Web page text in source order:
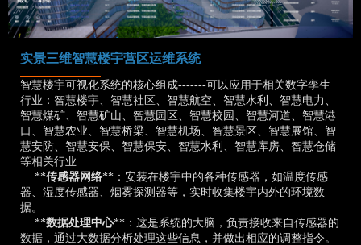
实景三维智慧楼宇营区运维系统
智慧楼宇可视化系统的核心组成-------可以应用于相关数字孪生
行业：智慧楼宇、智慧社区、智慧航空、智慧水利、智慧电力、
智慧煤矿、智慧矿山、智慧园区、智慧校园、智慧河道、智慧港
口、智慧农业、智慧桥梁、智慧机场、智慧景区、智慧展馆、智
慧安防、智慧安保、智慧保安、智慧水利、智慧库房、智慧仓储
等相关行业
**传感器网络**：安装在楼宇中的各种传感器，如温度传感
器、湿度传感器、烟雾探测器等，实时收集楼宇内外的环境数
据。
**数据处理中心**：这是系统的大脑，负责接收来自传感器的
数据，通过大数据分析处理这些信息，并做出相应的调整指令。